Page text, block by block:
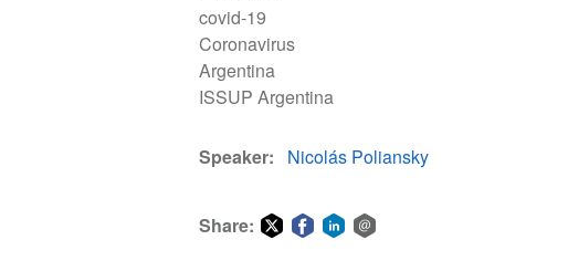
covid-19
Coronavirus
Argentina
ISSUP Argentina
Speaker Nicolás Poliansky
Share: